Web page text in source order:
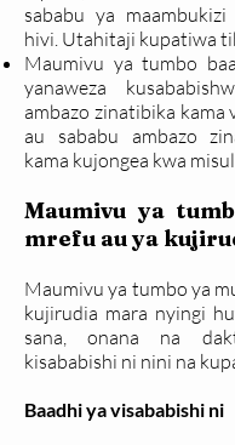
sababu ya
hivi. Utahitaji kupatiwa
Maumivu ya tumbo
yanaweza
ambazo zinatibika kama
au sababu ambazo
kama kujongea kwa
Maumivu ya
mrefu au ya
Maumivu ya tumbo ya
kujirudia mara nyingi
sana, onana na
kisababishi ni nini na
Baadhi ya visababishi ni